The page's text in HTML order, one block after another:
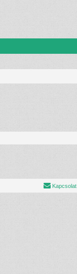
Kapcsolat